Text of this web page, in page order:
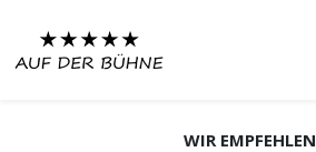
WIR EMPFEHLEN